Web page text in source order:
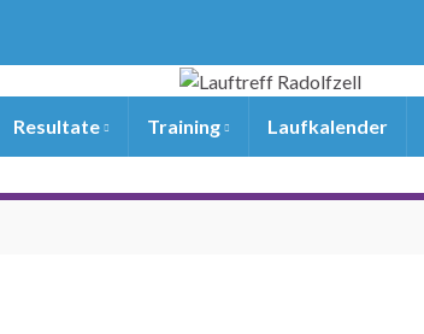
Resultate Training Laufkalender